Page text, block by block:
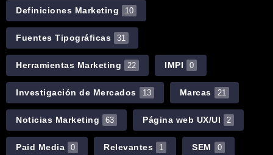
Definiciones Marketing 10
Fuentes Tipográficas 31
Herramientas Marketing 22 IMPI 0
Investigación de Mercados 13 Marcas 21
Noticias Marketing 63 Página web UX/UI 2
Paid Media 0 Relevantes 1 SEM 0